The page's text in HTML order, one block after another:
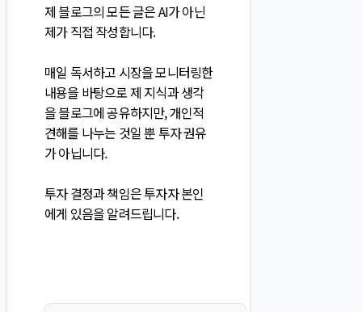
제 블로그의 모든 글은 AI가 아닌
제가 직접 작성합니다.
매일 독서하고 시장을 모니터링한
내용을 바탕으로 제 지식과 생각
을 블로그에 공유하지만, 개인적
견해를 나누는 것일 뿐 투자 권유
가 아닙니다.
투자 결정과 책임은 투자자 본인
에게 있음을 알려드립니다.